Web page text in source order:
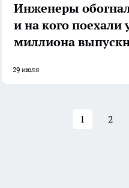
Инженеры
и на кого поехали
миллиона
29 июля
1 2